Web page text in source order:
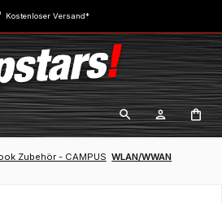
Kostenloser Versand*
Zubehör - CAMPUS WLAN/WWAN